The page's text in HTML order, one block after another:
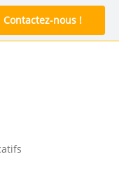
Contactez-nous !